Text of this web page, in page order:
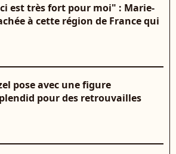
est très fort pour moi" : Marie-
à cette région de France qui
pose avec une figure
pour des retrouvailles